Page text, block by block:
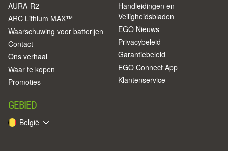
AURA-R2
ARC Lithium MAX™
Waarschuwing voor batterijen
Contact
Ons verhaal
Waar te kopen
Promoties
Handleidingen en
Veiligheidsbladen
EGO Nieuws
Privacybeleid
Garantiebeleid
EGO Connect App
Klantenservice
GEBIED
België